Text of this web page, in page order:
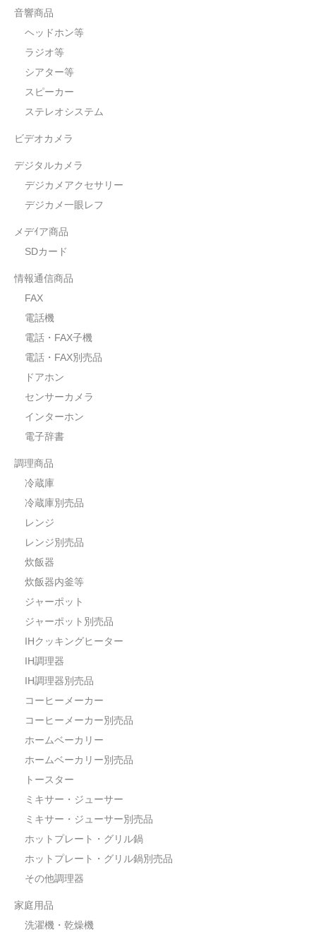
音響商品
ヘッドホン等
ラジオ等
シアター等
スピーカー
ステレオシステム
ビデオカメラ
デジタルカメラ
デジカメアクセサリー
デジカメ一眼レフ
メデｲア商品
SDカード
情報通信商品
FAX
電話機
電話・FAX子機
電話・FAX別売品
ドアホン
センサーカメラ
インターホン
電子辞書
調理商品
冷蔵庫
冷蔵庫別売品
レンジ
レンジ別売品
炊飯器
炊飯器内釜等
ジャーポット
ジャーポット別売品
IHクッキングヒーター
IH調理器
IH調理器別売品
コーヒーメーカー
コーヒーメーカー別売品
ホームベーカリー
ホームベーカリー別売品
トースター
ミキサー・ジューサー
ミキサー・ジューサー別売品
ホットプレート・グリル鍋
ホットプレート・グリル鍋別売品
その他調理器
家庭用品
洗濯機・乾燥機